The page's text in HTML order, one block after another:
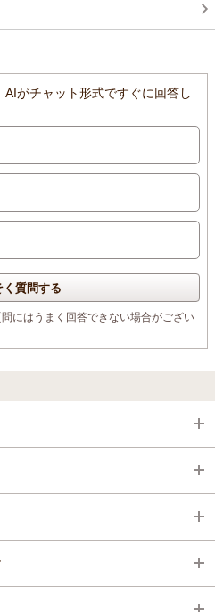
がチャット形式ですぐに回答し
く質問する
にはうまく回答できない場合がござい